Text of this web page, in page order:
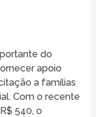
do
apoio
a famílias
Com o recente
540, o